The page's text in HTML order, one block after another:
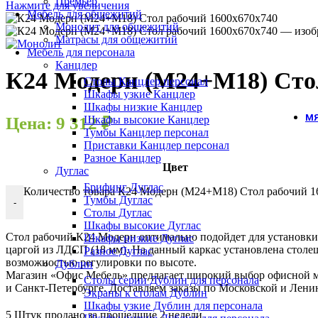
Мебель для общежитий
Монолит для общежитий
Матрасы для общежитий
Мебель для персонала
Канцлер
Столы Канцлер персонал
Шкафы узкие Канцлер
Шкафы низкие Канцлер
Шкафы высокие Канцлер
Тумбы Канцлер персонал
Приставки Канцлер персонал
Разное Канцлер
Дуглас
Брифинг Дуглас
Тумбы Дуглас
Столы Дуглас
Шкафы высокие Дуглас
Шкафы низкие Дуглас
Разное Дуглас
Дублин
Столы серии Дублин для персонала
Экраны к столам Дублин
Шкафы узкие Дублин для персонала
Нажмите для увеличения
К24 Модерн (М24+М18)
Цена: 9 312₽
Цвет
-
Количество товара К24 Модерн (М24+М18) Стол рабочий
Стол рабочий К24 Модерн оптимально подойдет для
царгой из ЛДСП (18 мм). На данный каркас установлена
возможностью регулировки по высоте.
Магазин «Офис Мебель» предлагает широкий выбор офисной
и Санкт-Петербурге. Доставляем заказы по Московской и
5 Штук продано за прошедшие 2 недели